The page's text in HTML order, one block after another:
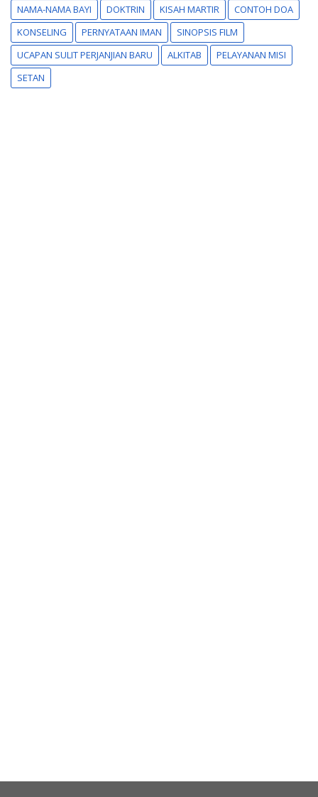
NAMA-NAMA BAYI
DOKTRIN KISAH MARTIR
CONTOH DOA
KONSELING
PERNYATAAN IMAN
SINOPSIS FILM
UCAPAN SULIT PERJANJIAN BARU
ALKITAB
PELAYANAN MISI
SETAN